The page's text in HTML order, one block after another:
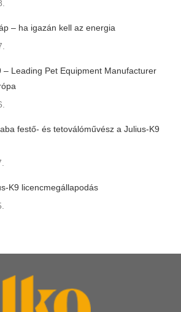
– ha igazán kell az energia
– Leading Pet Equipment Manufacturer
festő- és tetoválóművész a Julius-K9
K9 licencmegállapodás